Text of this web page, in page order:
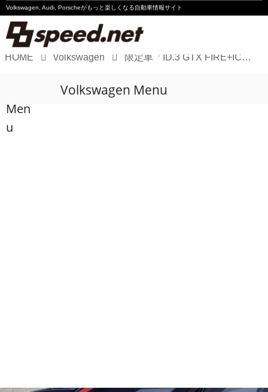
Volkswagen, Audi, Porscheがもっと楽しくなる自動車情報サイト
Audi
HOME Volkswagen 限定車「ID.3 GTX FIRE+ICE」の“Fire and Ice”ってなに？
Men
u
Volkswagen Menu